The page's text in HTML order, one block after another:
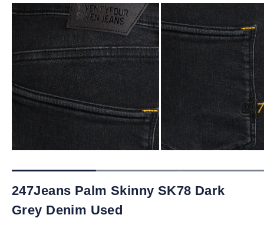
247Jeans Palm Skinny SK78 Dark
Grey Denim Used